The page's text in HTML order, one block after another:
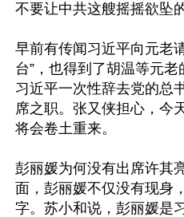
不要让中共这艘摇摇欲坠
早前有传闻习近平向元老
台”，也得到了胡温等元
习近平一次性辞去党的总
席之职。张又侠担心，今
将会卷土重来。
彭丽媛为何没有出席许其
面，彭丽媛不仅没有现身
字。苏小和说，彭丽媛是